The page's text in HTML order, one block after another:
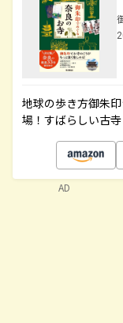
地球の歩き方御朱
場！すばらしい古
AD